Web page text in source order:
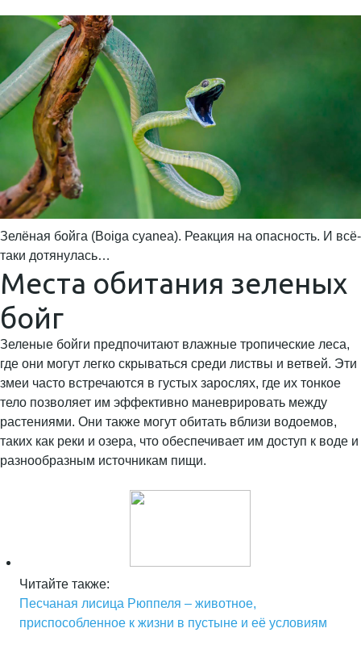
Зелёная бойга (Boiga cyanea). Реакция на опасность. И всё-
таки дотянулась…
Места обитания зеленых
бойг
Зеленые бойги предпочитают влажные тропические леса,
где они могут легко скрываться среди листвы и ветвей. Эти
змеи часто встречаются в густых зарослях, где их тонкое
тело позволяет им эффективно маневрировать между
растениями. Они также могут обитать вблизи водоемов,
таких как реки и озера, что обеспечивает им доступ к воде и
разнообразным источникам пищи.
Читайте также:
Песчаная лисица Рюппеля – животное,
приспособленное к жизни в пустыне и её условиям